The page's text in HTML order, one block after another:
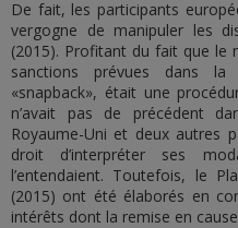
De fait, les participants
vergogne de manipuler les
(2015). Profitant du fait que le
sanctions prévues dans
«snapback», était une
n’avait pas de précédent
Royaume-Uni et deux autres
droit d’interpréter ses
l’entendaient. Toutefois, le
(2015) ont été élaborés en
intérêts dont la remise en